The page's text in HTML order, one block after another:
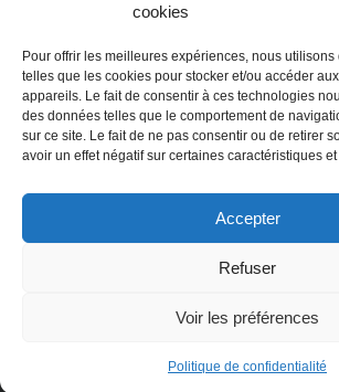
cookies
Pour offrir les meilleures expériences, nous
telles que les cookies pour stocker et/ou accéder
appareils. Le fait de consentir à ces technologies
des données telles que le comportement de
sur ce site. Le fait de ne pas consentir ou de retirer
avoir un effet négatif sur certaines caractéristiques
Accepter
Refuser
Voir les préférences
Politique de confidentialité
Cartes bancaires (VISA,
Cryptomonnaies (BTC)
Nutritik.com 2011 - 2026 - Tout droits